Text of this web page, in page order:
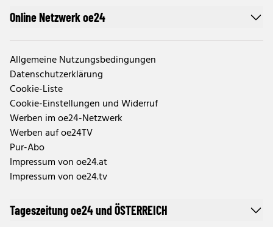
Online Netzwerk oe24
Allgemeine Nutzungsbedingungen
Datenschutzerklärung
Cookie-Liste
Cookie-Einstellungen und Widerruf
Werben im oe24-Netzwerk
Werben auf oe24TV
Pur-Abo
Impressum von oe24.at
Impressum von oe24.tv
Tageszeitung oe24 und ÖSTERREICH